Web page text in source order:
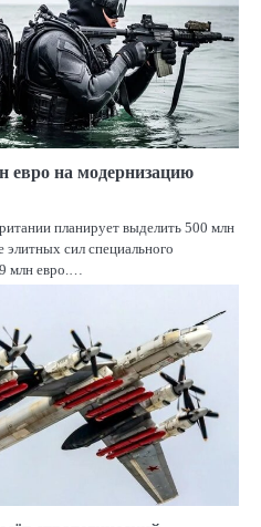
евро на модернизацию
планирует выделить 500 млн
элитных сил специального
млн евро.…